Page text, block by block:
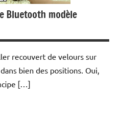
Bluetooth modèle
recouvert de velours sur
bien des positions. Oui,
[…]